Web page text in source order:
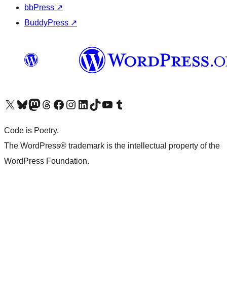
bbPress ↗
BuddyPress ↗
ຢ້ຽມຊົມບັນຊີ X (ຊື່ເກົ່າ Twitter) ຂອງພວກເຮົາຢ້ຽມຊົມບັນຊີ Bluesky ຂອງພວກເຮົາຢ້ຽມຊົມບັນຊີ Mastodon ຂອງພວກເຮົາຢ້ຽມຊົມບັນຊີ Threads ຂອງພວກເຮົາຢ້ຽມຊົມໜ້າ Facebook ຂອງພວກເຮົາຢ້ຽມຊົມບັນຊີ Instagram ຂອງພວກເຮົາຢ້ຽມຊົມບັນຊີ LinkedIn ຂອງພວກເຮົາຢ້ຽມຊົມບັນຊີ TikTok ຂອງພວກເຮົາຢ້ຽມຊົມຊ່ອງ YouTube ຂອງພວກເຮົາຢ້ຽມຊົມບັນຊີ Tumblr ຂອງພວກເຮົາ
Code is Poetry.
The WordPress® trademark is the intellectual property of the
WordPress Foundation.